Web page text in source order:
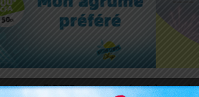
l’ARCEP a encore réussi à